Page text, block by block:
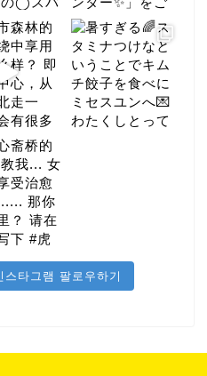
스타그램 팔로우하기
호텔